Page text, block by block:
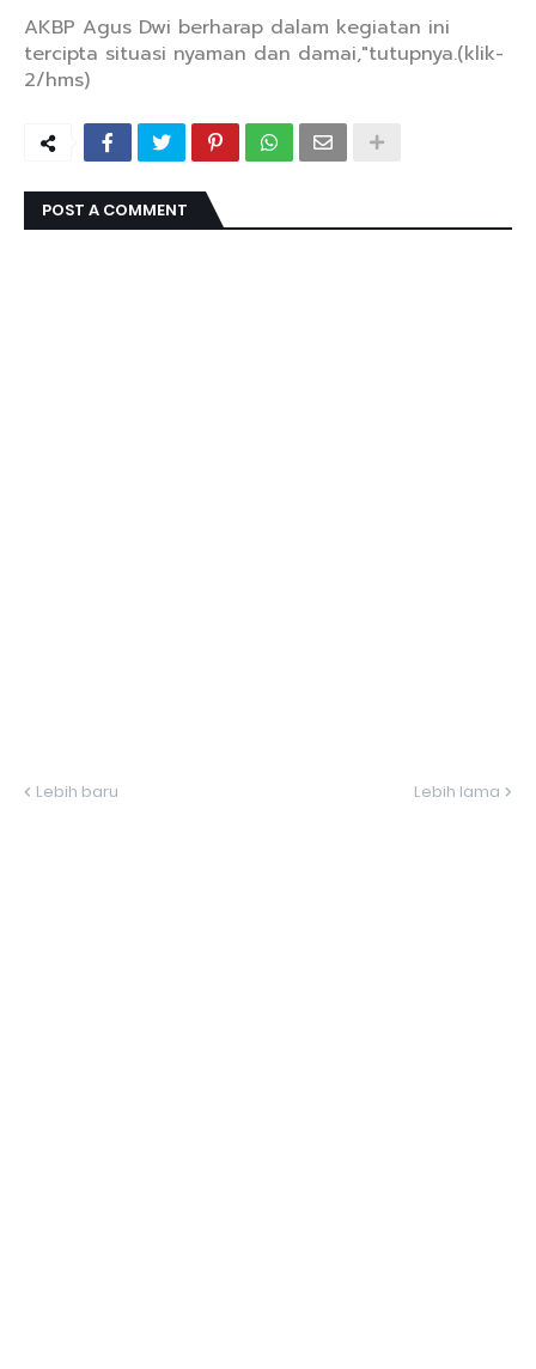
AKBP Agus Dwi berharap dalam kegiatan ini
tercipta situasi nyaman dan damai,"tutupnya.(klik-
2/hms)
POST A COMMENT
Lebih baru Lebih lama